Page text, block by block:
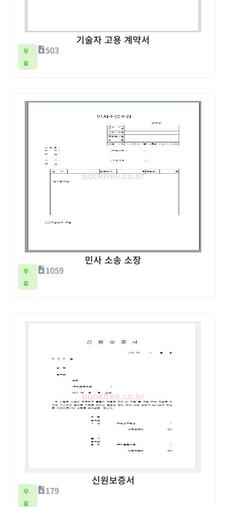
기술자 고용 계약서
무
료
503
민사 소송 소장
무
료
1059
신원보증서
무
료
179